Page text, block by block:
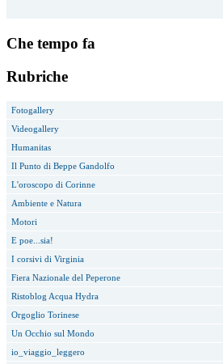
Che tempo fa
Rubriche
Fotogallery
Videogallery
Humanitas
Il Punto di Beppe Gandolfo
L'oroscopo di Corinne
Ambiente e Natura
Motori
E poe...sia!
I corsivi di Virginia
Fiera Nazionale del Peperone
Ristoblog Acqua Hydra
Orgoglio Torinese
Un Occhio sul Mondo
io_viaggio_leggero